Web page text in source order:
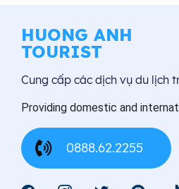
HUONG ANH
TOURIST
Cung cấp các dịch vụ du lịch
Providing domestic and
0888.62.2255